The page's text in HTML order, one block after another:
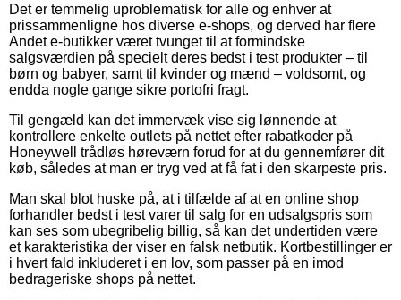
Det er temmelig uproblematisk for alle og enhver at
prissammenligne hos diverse e-shops, og derved har flere
Andet e-butikker været tvunget til at formindske
salgsværdien på specielt deres bedst i test produkter – til
børn og babyer, samt til kvinder og mænd – voldsomt, og
endda nogle gange sikre portofri fragt.
Til gengæld kan det immervæk vise sig lønnende at
kontrollere enkelte outlets på nettet efter rabatkoder på
Honeywell trådløs høreværn forud for at du gennemfører dit
køb, således at man er tryg ved at få fat i den skarpeste pris.
Man skal blot huske på, at i tilfælde af at en online shop
forhandler bedst i test varer til salg for en udsalgspris som
kan ses som ubegribelig billig, så kan det undertiden være
et karakteristika der viser en falsk netbutik. Kortbestillinger er
i hvert fald inkluderet i en lov, som passer på en imod
bedrageriske shops på nettet.